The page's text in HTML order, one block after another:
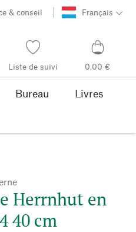
& conseil Français
Liste de suivi 0,00 €
Bureau
Livres
Herrnhut en
40 cm